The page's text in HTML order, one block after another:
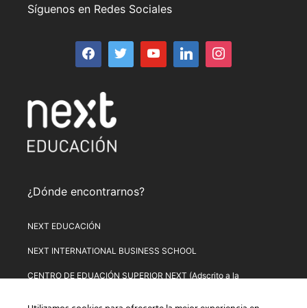
Síguenos en Redes Sociales
¿Dónde encontrarnos?
NEXT EDUCACIÓN
NEXT INTERNATIONAL BUSINESS SCHOOL
CENTRO DE EDUACIÓN SUPERIOR NEXT (Adscrito a la